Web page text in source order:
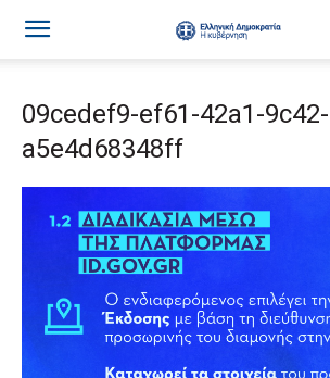
09cedef9-ef61-42a1-9c42-
a5e4d68348ff